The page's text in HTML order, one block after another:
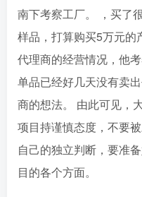
南下考察工厂。 ，买了
样品，打算购买5万元的
代理商的经营情况，他
单品已经好几天没有卖
商的想法。 由此可见，
项目持谨慎态度，不要
自己的独立判断，要准
目的各个方面。